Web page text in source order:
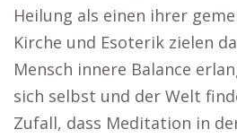
Heilung als einen ihrer
Kirche und Esoterik zielen
Mensch innere Balance
sich selbst und der Welt
Zufall, dass Meditation in